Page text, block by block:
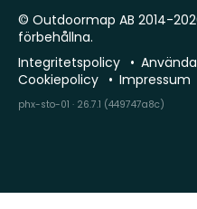
© Outdoormap AB 2014-
förbehållna.
Integritetspolicy
Cookiepolicy
Impressum
phx-sto-01 · 26.7.1 (449747a8c)